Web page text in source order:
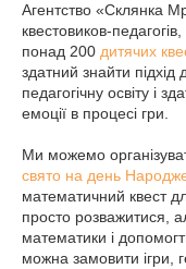
Агентство «Склянка
квестовиков-
понад 200 дитячих
здатний знайти
педагогічну освіту і
емоції в процесі гри.
Ми можемо
свято на день
математичний квест
просто розважитися,
математики і
можна замовити ігри,